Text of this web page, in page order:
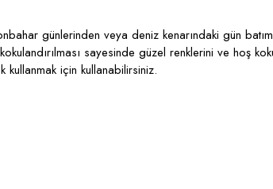
günlerinden veya deniz kenarındaki gün
sayesinde güzel renklerini ve hoş
için kullanabilirsiniz.